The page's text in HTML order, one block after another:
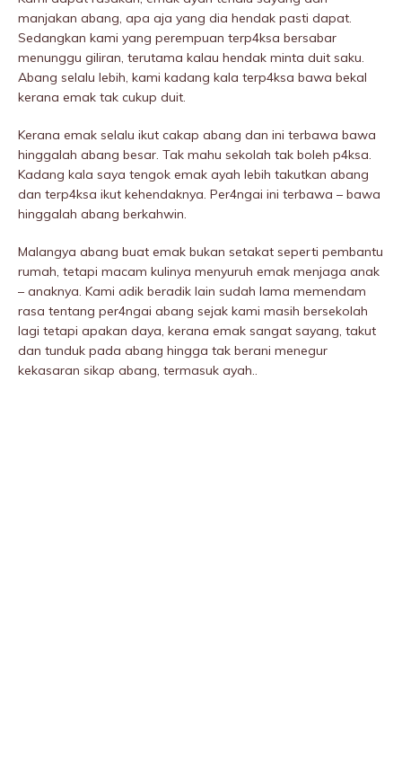
manjakan abang, apa aja yang dia hendak pasti dapat.
Sedangkan kami yang perempuan terp4ksa bersabar
menunggu giliran, terutama kalau hendak minta duit saku.
Abang selalu lebih, kami kadang kala terp4ksa bawa bekal
kerana emak tak cukup duit.
Kerana emak selalu ikut cakap abang dan ini terbawa bawa
hinggalah abang besar. Tak mahu sekolah tak boleh p4ksa.
Kadang kala saya tengok emak ayah lebih takutkan abang
dan terp4ksa ikut kehendaknya. Per4ngai ini terbawa – bawa
hinggalah abang berkahwin.
MaIangya abang buat emak bukan setakat seperti pembantu
rumah, tetapi macam kulinya menyuruh emak menjaga anak
– anaknya. Kami adik beradik lain sudah lama memendam
rasa tentang per4ngai abang sejak kami masih bersekolah
lagi tetapi apakan daya, kerana emak sangat sayang, takut
dan tunduk pada abang hingga tak berani menegur
kekasaran sikap abang, termasuk ayah..